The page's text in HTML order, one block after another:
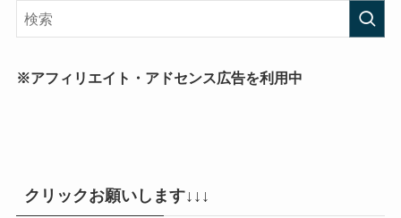
※アフィリエイト・アドセンス広告を利用中
クリックお願いします↓↓↓